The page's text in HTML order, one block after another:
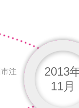
2013
11月
注